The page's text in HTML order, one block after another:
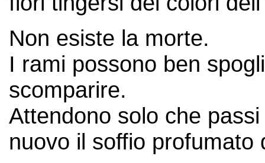
Non esiste la morte.
I rami possono ben
scomparire.
Attendono solo che
nuovo il soffio profumato